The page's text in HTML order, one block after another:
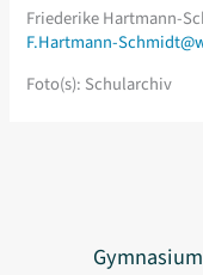
Friederike Hartmann-
F.Hartmann-
Foto(s): Schularchiv